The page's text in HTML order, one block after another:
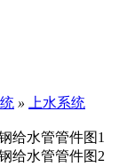
»
上水系统